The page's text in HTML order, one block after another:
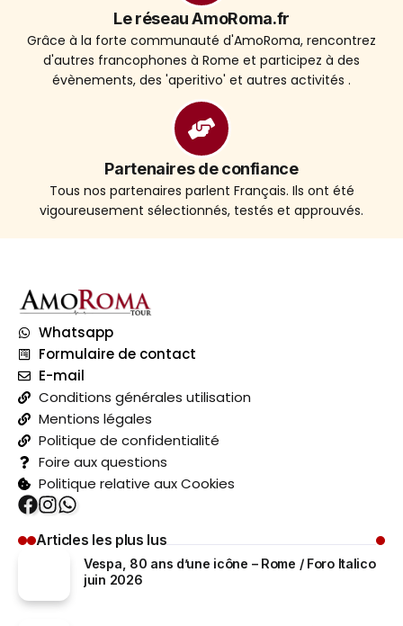
Le réseau AmoRoma.fr
Grâce à la forte communauté d'AmoRoma, rencontrez
d'autres francophones à Rome et participez à des
évènements, des 'aperitivo' et autres activités .
Partenaires de confiance
Tous nos partenaires parlent Français. Ils ont été
vigoureusement sélectionnés, testés et approuvés.
Whatsapp
Formulaire de contact
E-mail
Conditions générales utilisation
Mentions légales
Politique de confidentialité
Foire aux questions
Politique relative aux Cookies
Articles les plus lus
Vespa, 80 ans d’une icône – Rome / Foro Italico
juin 2026